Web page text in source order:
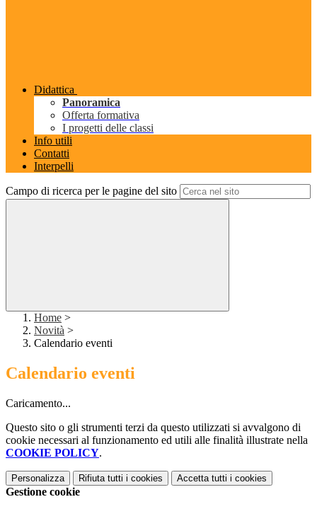
Didattica
Panoramica
Offerta formativa
I progetti delle classi
Info utili
Contatti
Interpelli
Campo di ricerca per le pagine del sito
Home >
Novità >
Calendario eventi
Calendario eventi
Caricamento...
Questo sito o gli strumenti terzi da questo utilizzati si avvalgono di
cookie necessari al funzionamento ed utili alle finalità illustrate nella
COOKIE POLICY.
Personalizza Rifiuta tutti i cookies Accetta tutti i cookies
Gestione cookie